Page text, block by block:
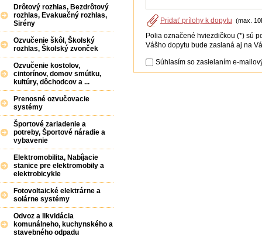
Pridať prílohy k dopytu (max.
Polia označené hviezdičkou (*) sú
Vášho dopytu bude zaslaná aj na
Súhlasím so zasielaním e-
Drôtový rozhlas, Bezdrôtový
rozhlas, Evakuačný rozhlas,
Sirény
Ozvučenie škôl, Školský
rozhlas, Školský zvonček
Ozvučenie kostolov,
cintorínov, domov smútku,
kultúry, dôchodcov a ...
Prenosné ozvučovacie
systémy
Športové zariadenie a
potreby, Športové náradie a
vybavenie
Elektromobilita, Nabíjacie
stanice pre elektromobily a
elektrobicykle
Fotovoltaické elektrárne a
solárne systémy
Odvoz a likvidácia
komunálneho, kuchynského a
stavebného odpadu